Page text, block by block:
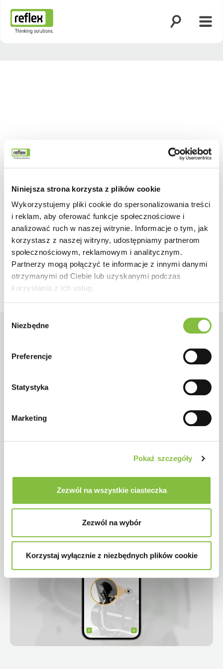
Niniejsza strona korzysta z plików cookie
Wykorzystujemy pliki cookie do spersonalizowania treści
i reklam, aby oferować funkcje społecznościowe i
analizować ruch w naszej witrynie. Informacje o tym, jak
korzystasz z naszej witryny, udostępniamy partnerom
społecznościowym, reklamowym i analitycznym.
Partnerzy mogą połączyć te informacje z innymi danymi
otrzymanymi od Ciebie lub uzyskanymi podczas
korzystania z ich usług.
zgody
Niezbędne
Preferencje
Statystyka
Marketing
Pokaż szczegóły
Zezwól na wszystkie ciasteczka
Zezwól na wybór
Korzystaj wyłącznie z niezbędnych plików cookie
Wstecz Dalej